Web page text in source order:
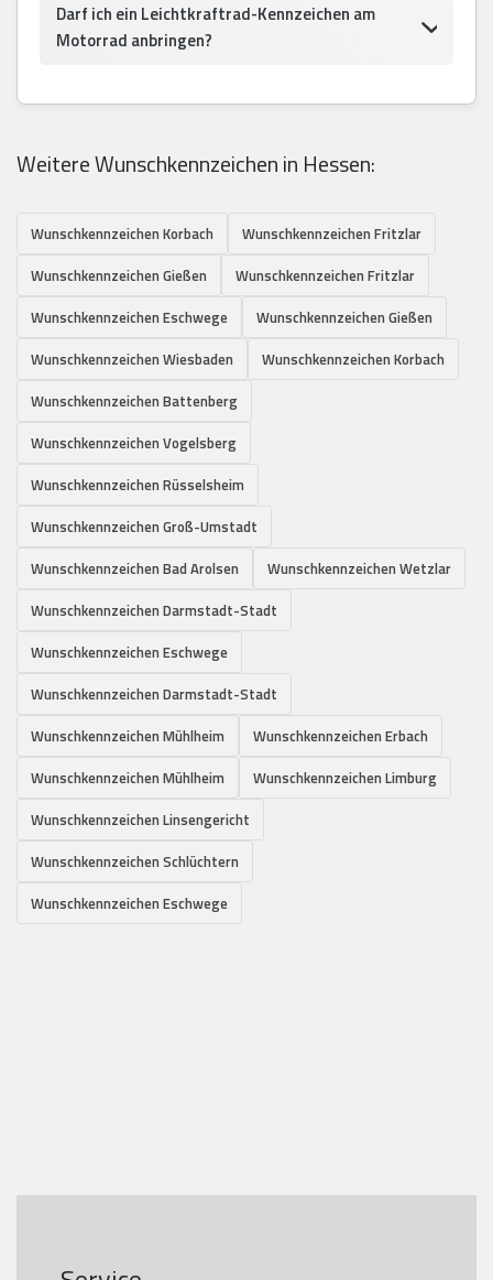
Darf ich ein Leichtkraftrad-Kennzeichen am
Motorrad anbringen?
Weitere Wunschkennzeichen in Hessen:
Wunschkennzeichen Korbach
Wunschkennzeichen Fritzlar
Wunschkennzeichen Gießen
Wunschkennzeichen Fritzlar
Wunschkennzeichen Eschwege
Wunschkennzeichen Gießen
Wunschkennzeichen Wiesbaden
Wunschkennzeichen Korbach
Wunschkennzeichen Battenberg
Wunschkennzeichen Vogelsberg
Wunschkennzeichen Rüsselsheim
Wunschkennzeichen Groß-Umstadt
Wunschkennzeichen Bad Arolsen
Wunschkennzeichen Wetzlar
Wunschkennzeichen Darmstadt-Stadt
Wunschkennzeichen Eschwege
Wunschkennzeichen Darmstadt-Stadt
Wunschkennzeichen Mühlheim
Wunschkennzeichen Erbach
Wunschkennzeichen Mühlheim
Wunschkennzeichen Limburg
Wunschkennzeichen Linsengericht
Wunschkennzeichen Schlüchtern
Wunschkennzeichen Eschwege